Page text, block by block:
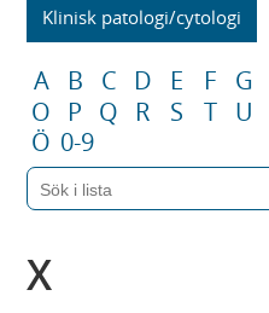
Klinisk patologi/cytologi
A B C D E F G
O
P Q R S T U
Ö 0-9
X